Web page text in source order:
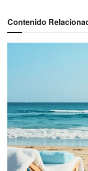
Contenido